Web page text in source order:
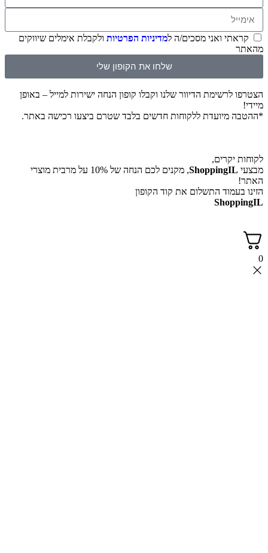
קראתי ואני מסכים/ה למדיניות הפרטיות ולקבלת אימלים שיווקים
מהאתר
שלחו את הקופון שלי
הצטרפו לרשימת הדיוור שלנו וקבלו קופון הנחה ישירות למייל – באופן
מיידי!
*ההטבה מיועדת ללקוחות חדשים בלבד שטרם ביצעו רכישה באתר.
לקוחות יקרים,
מבצעי ShoppingIL
, מקנים לכם הנחה של 10% על מרבית מוצרי
האתר!
הזינו בעמוד התשלום את קוד הקופון
ShoppingIL
0